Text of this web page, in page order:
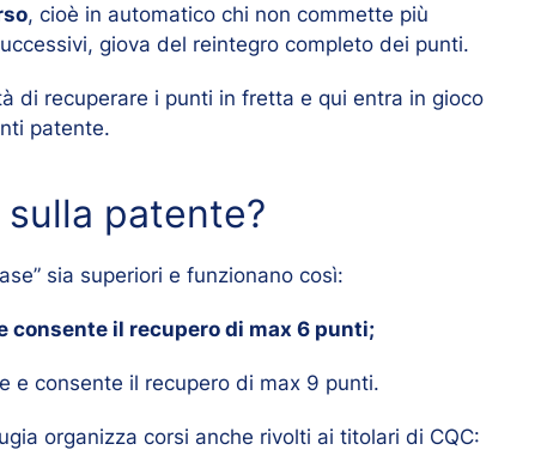
, cioè in automatico chi non commette più
giova del reintegro completo dei punti.
di recuperare i punti in fretta e qui entra in gioco
patente.
patente?
sia superiori e funzionano così:
consente il recupero di max 6 punti;
e consente il recupero di max 9 punti.
organizza corsi anche rivolti ai titolari di CQC: